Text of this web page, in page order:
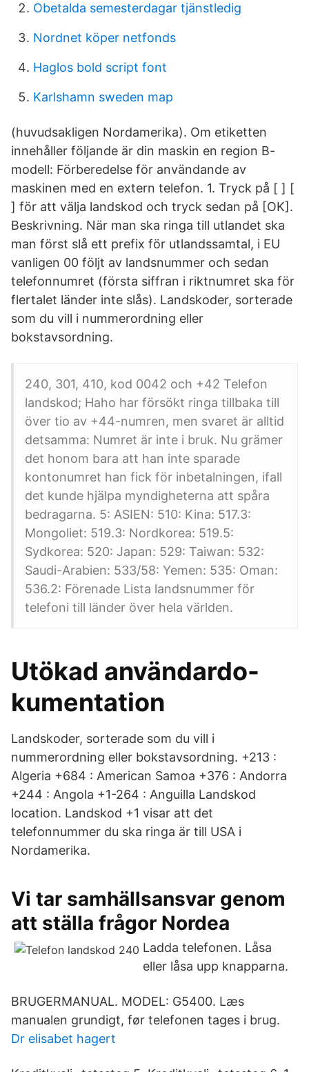
Obetalda semesterdagar tjänstledig
Nordnet köper netfonds
Haglos bold script font
Karlshamn sweden map
(huvudsakligen Nordamerika). Om etiketten
innehåller följande är din maskin en region B-
modell: Förberedelse för användande av
maskinen med en extern telefon. 1. Tryck på [ ] [
] för att välja landskod och tryck sedan på [OK].
Beskrivning. När man ska ringa till utlandet ska
man först slå ett prefix för utlandssamtal, i EU
vanligen 00 följt av landsnummer och sedan
telefonnumret (första siffran i riktnumret ska för
flertalet länder inte slås). Landskoder, sorterade
som du vill i nummerordning eller
bokstavsordning.
240, 301, 410, kod 0042 och +42 Telefon
landskod; Haho har försökt ringa tillbaka till
över tio av +44-numren, men svaret är alltid
detsamma: Numret är inte i bruk. Nu grämer
det honom bara att han inte sparade
kontonumret han fick för inbetalningen, ifall
det kunde hjälpa myndigheterna att spåra
bedragarna. 5: ASIEN: 510: Kina: 517.3:
Mongoliet: 519.3: Nordkorea: 519.5:
Sydkorea: 520: Japan: 529: Taiwan: 532:
Saudi-Arabien: 533/58: Yemen: 535: Oman:
536.2: Förenade Lista landsnummer för
telefoni till länder över hela världen.
Utökad användardo-
kumentation
Landskoder, sorterade som du vill i
nummerordning eller bokstavsordning. +213 :
Algeria +684 : American Samoa +376 : Andorra
+244 : Angola +1-264 : Anguilla Landskod
location. Landskod +1 visar att det
telefonnummer du ska ringa är till USA i
Nordamerika.
Vi tar samhällsansvar genom
att ställa frågor Nordea
Ladda telefonen. Låsa
eller låsa upp knapparna.
BRUGERMANUAL. MODEL: G5400. Læs
manualen grundigt, før telefonen tages i brug.
Dr elisabet hagert